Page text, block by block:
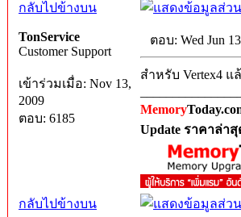
กลับไปข้างบน
TonService
Customer Support
เข้าร่วมเมื่อ: Nov 13,
2009
ตอบ: 6185
ตอบ: Wed Jun
สำหรับ Vertex4
Memory
Update ราคาล่า
กลับไปข้างบน